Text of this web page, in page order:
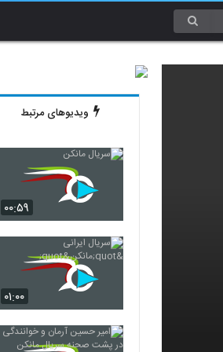
ویدیوهای مرتبط
۰۰:۵۹
۰۱:۰۰